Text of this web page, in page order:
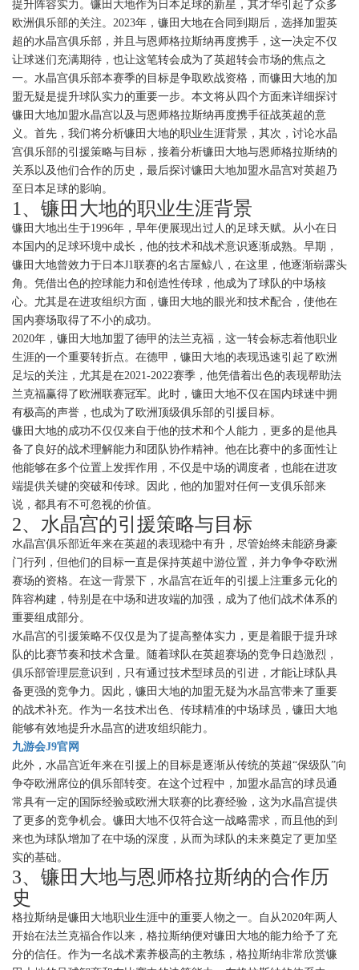
提升阵容实力。镰田大地作为日本足球的新星，其才华引起了众多
欧洲俱乐部的关注。2023年，镰田大地在合同到期后，选择加盟英
超的水晶宫俱乐部，并且与恩师格拉斯纳再度携手，这一决定不仅
让球迷们充满期待，也让这笔转会成为了英超转会市场的焦点之
一。水晶宫俱乐部本赛季的目标是争取欧战资格，而镰田大地的加
盟无疑是提升球队实力的重要一步。本文将从四个方面来详细探讨
镰田大地加盟水晶宫以及与恩师格拉斯纳再度携手征战英超的意
义。首先，我们将分析镰田大地的职业生涯背景，其次，讨论水晶
宫俱乐部的引援策略与目标，接着分析镰田大地与恩师格拉斯纳的
关系以及他们合作的历史，最后探讨镰田大地加盟水晶宫对英超乃
至日本足球的影响。
1、镰田大地的职业生涯背景
镰田大地出生于1996年，早年便展现出过人的足球天赋。从小在日
本国内的足球环境中成长，他的技术和战术意识逐渐成熟。早期，
镰田大地曾效力于日本J1联赛的名古屋鲸八，在这里，他逐渐崭露头
角。凭借出色的控球能力和创造性传球，他成为了球队的中场核
心。尤其是在进攻组织方面，镰田大地的眼光和技术配合，使他在
国内赛场取得了不小的成功。
2020年，镰田大地加盟了德甲的法兰克福，这一转会标志着他职业
生涯的一个重要转折点。在德甲，镰田大地的表现迅速引起了欧洲
足坛的关注，尤其是在2021-2022赛季，他凭借着出色的表现帮助法
兰克福赢得了欧洲联赛冠军。此时，镰田大地不仅在国内球迷中拥
有极高的声誉，也成为了欧洲顶级俱乐部的引援目标。
镰田大地的成功不仅仅来自于他的技术和个人能力，更多的是他具
备了良好的战术理解能力和团队协作精神。他在比赛中的多面性让
他能够在多个位置上发挥作用，不仅是中场的调度者，也能在进攻
端提供关键的突破和传球。因此，他的加盟对任何一支俱乐部来
说，都具有不可忽视的价值。
2、水晶宫的引援策略与目标
水晶宫俱乐部近年来在英超的表现稳中有升，尽管始终未能跻身豪
门行列，但他们的目标一直是保持英超中游位置，并力争争夺欧洲
赛场的资格。在这一背景下，水晶宫在近年的引援上注重多元化的
阵容构建，特别是在中场和进攻端的加强，成为了他们战术体系的
重要组成部分。
水晶宫的引援策略不仅仅是为了提高整体实力，更是着眼于提升球
队的比赛节奏和技术含量。随着球队在英超赛场的竞争日趋激烈，
俱乐部管理层意识到，只有通过技术型球员的引进，才能让球队具
备更强的竞争力。因此，镰田大地的加盟无疑为水晶宫带来了重要
的战术补充。作为一名技术出色、传球精准的中场球员，镰田大地
能够有效地提升水晶宫的进攻组织能力。
九游会J9官网
此外，水晶宫近年来在引援上的目标是逐渐从传统的英超“保级队”向
争夺欧洲席位的俱乐部转变。在这个过程中，加盟水晶宫的球员通
常具有一定的国际经验或欧洲大联赛的比赛经验，这为水晶宫提供
了更多的竞争机会。镰田大地不仅符合这一战略需求，而且他的到
来也为球队增加了在中场的深度，从而为球队的未来奠定了更加坚
实的基础。
3、镰田大地与恩师格拉斯纳的合作历
史
格拉斯纳是镰田大地职业生涯中的重要人物之一。自从2020年两人
开始在法兰克福合作以来，格拉斯纳便对镰田大地的能力给予了充
分的信任。作为一名战术素养极高的主教练，格拉斯纳非常欣赏镰